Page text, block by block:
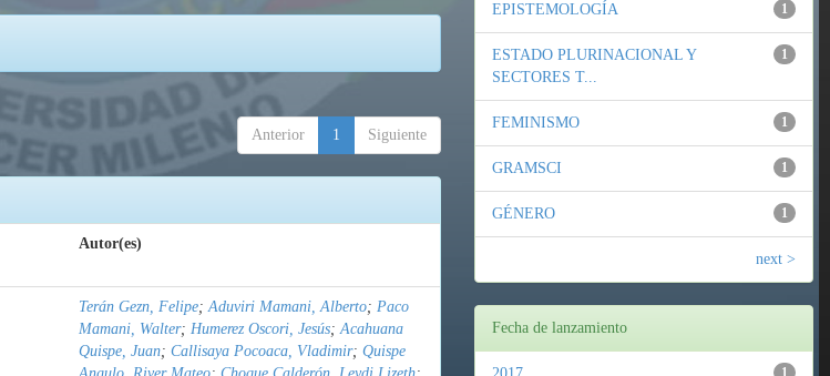
Anterior 1 Siguiente
Autor(es)
Terán Gezn, Felipe;Aduviri Mamani, Alberto; Paco
Mamani, Walter; Humerez Oscori, Jesús;Acahuana
Quispe, Juan; Callisaya Pocoaca, Vladimir; Quispe
1
EPISTEMOLOGÍA
1
ESTADO PLURINACIONAL Y
SECTORES T...
1
FEMINISMO
1
GRAMSCI
1
GÉNERO
next >
Fecha de lanzamiento